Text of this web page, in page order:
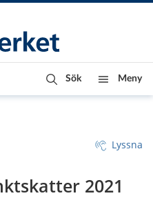
Sök Meny
Lyssna
2021